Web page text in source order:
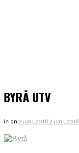
BYRÅ UTV
in on7 juni, 20187 juni, 2018